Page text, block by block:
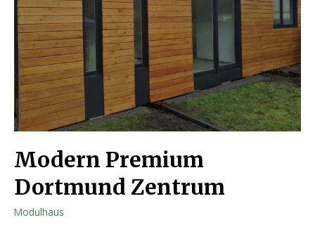
Modern Premium
Dortmund Zentrum
Modulhaus